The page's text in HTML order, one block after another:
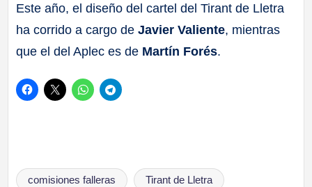
Este año, el diseño del cartel del Tirant de Lletra
ha corrido a cargo deJavier Valiente, mientras
que el del Aplec es de Martín Forés.
Etiquetas:
comisiones falleras Tirant de Lletra